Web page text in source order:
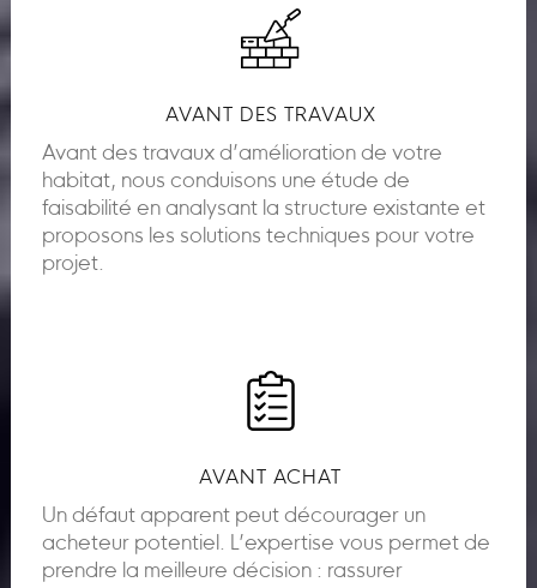
AVANT DES TRAVAUX
Avant des travaux d’amélioration de votre
habitat, nous conduisons une étude de
faisabilité en analysant la structure existante et
proposons les solutions techniques pour votre
projet.
AVANT ACHAT
Un défaut apparent peut décourager un
acheteur potentiel. L’expertise vous permet de
prendre la meilleure décision : rassurer